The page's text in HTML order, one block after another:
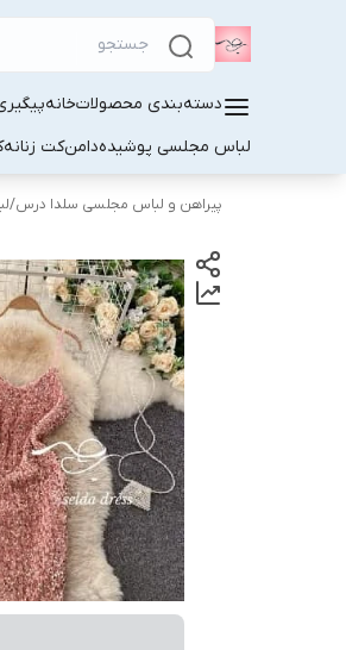
دسته‌بندی محصولاتخانه
لباس مجلسی پوشیدهدامنکت زنانه
پیراهن و لباس مجلسی سلدا درس/